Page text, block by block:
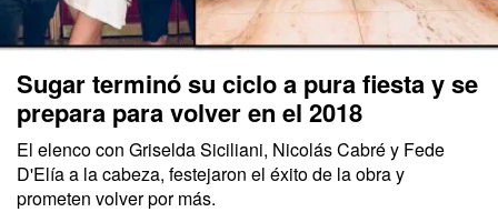
Sugar terminó su ciclo a pura fiesta y se
prepara para volver en el 2018
El elenco con Griselda Siciliani, Nicolás Cabré y Fede
D'Elía a la cabeza, festejaron el éxito de la obra y
prometen volver por más.